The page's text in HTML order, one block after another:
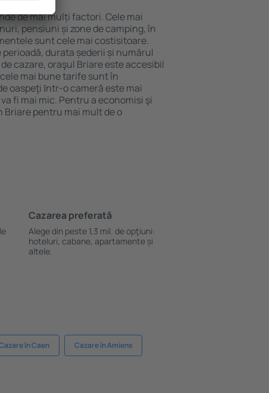
de mai mulți factori. Cele mai
pensiuni și zone de camping, în
sunt cele mai costisitoare.
durata șederii și numărul
cazare, oraşul Briare este accesibil
mai bune tarife sunt în
oaspeţi ȋntr-o cameră este mai
fi mai mic. Pentru a economisi şi
Briare pentru mai mult de o
Cazarea preferată
Alege din peste 1,3 mil. de opţiuni:
hoteluri, cabane, apartamente și
altele.
în Caen Cazare în Amiens